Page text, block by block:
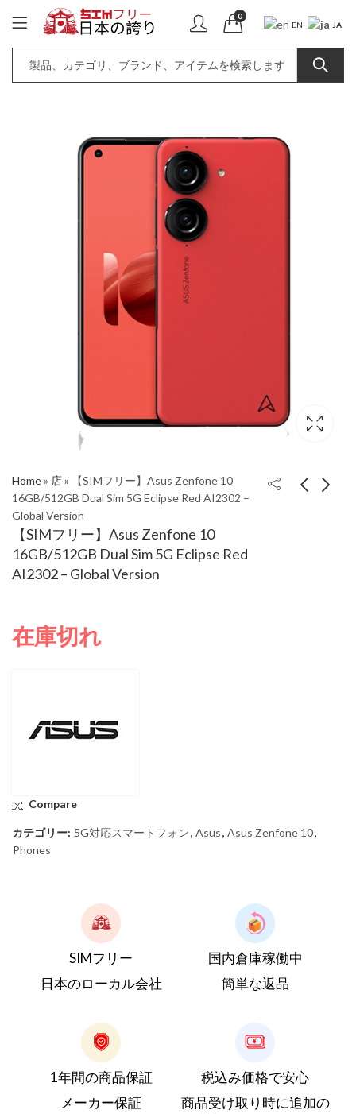
0
EN
JA
Home» 店»
【SIMフリー】Asus Zenfone 10
16GB/512GB Dual Sim 5G Eclipse Red AI2302 –
Global Version
【SIMフリー】Asus Zenfone 10
16GB/512GB Dual Sim 5G Eclipse Red
AI2302 – Global Version
【SIMフリー】Asus
Zenfone 10
Zenfone 10
在庫切れ
Compare
カテゴリー: 5G対応スマートフォン, Asus, Asus Zenfone 10,
Phones
SIMフリー
日本のローカル会社
国内倉庫稼働中
簡単な返品
1年間の商品保証
メーカー保証
税込み価格で安心
商品受け取り時に追加の